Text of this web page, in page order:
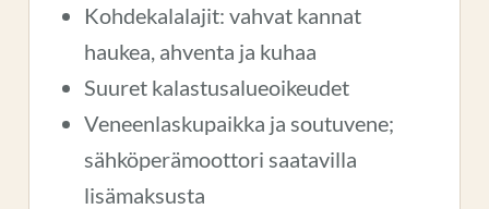
Kohdekalalajit: vahvat kannat
haukea, ahventa ja kuhaa
Suuret kalastusalueoikeudet
Veneenlaskupaikka ja soutuvene;
sähköperämoottori saatavilla
lisämaksusta